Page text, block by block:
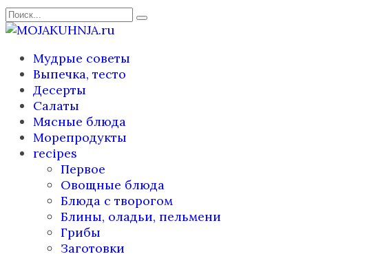
Перейти
к
Search
for:
Мудрые советы
Выпечка, тесто
Десерты
Салаты
Мясные блюда
Морепродукты
recipes
Первое
Овощные блюда
Блюда с творогом
Блины, оладьи, пельмени
Грибы
Заготовки